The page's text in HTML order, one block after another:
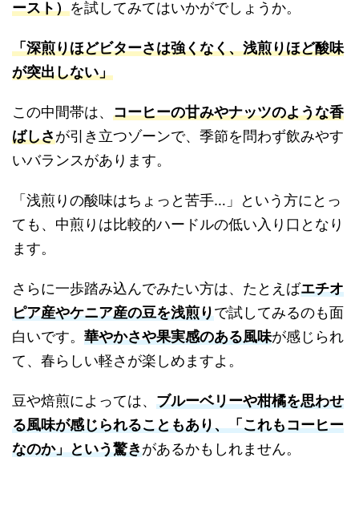
ースト）を試してみてはいかがでしょうか。
「深煎りほどビターさは強くなく、浅煎りほど酸味
が突出しない」
この中間帯は、 コーヒーの甘みやナッツのような香
ばしさが引き立つゾーンで、季節を問わず飲みやす
いバランスがあります。
「浅煎りの酸味はちょっと苦手… 」という方にとっ
ても、中煎りは比較的ハードルの低い入り口となり
ます。
さらに一歩踏み込んでみたい方は、たとえばエチオ
ピア産やケニア産の豆を浅煎りで試してみるのも面
白いです。 華やかさや果実感のある風味が感じられ
て、春らしい軽さが楽しめますよ。
豆や焙煎によっては、 ブルーベリーや柑橘を思わせ
る風味が感じられることもあり、「これもコーヒー
なのか」という驚きがあるかもしれません。